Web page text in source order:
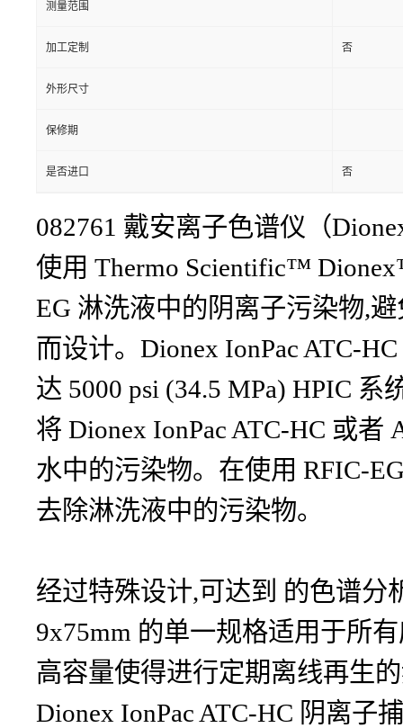
测量范围
加工定制 否
外形尺寸
保修期
是否进口 否
082761 戴安离子色谱仪（
使用 Thermo Scientific™
EG 淋洗液中的阴离子污染物,
而设计。Dionex IonPac ATC-
达 5000 psi (34.5 MPa) HPIC 系
将 Dionex IonPac ATC-HC 或
水中的污染物。在使用 RFIC-
去除淋洗液中的污染物。
经过特殊设计,可达到 的色谱分
9x75mm 的单一规格适用于所
高容量使得进行定期离线再生
Dionex IonPac ATC-HC 阴离子